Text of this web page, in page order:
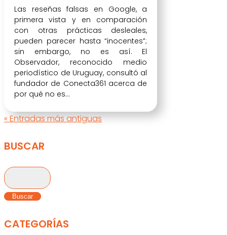
Las reseñas falsas en Google, a
primera vista y en comparación
con otras prácticas desleales,
pueden parecer hasta “inocentes”;
sin embargo, no es así. El
Observador, reconocido medio
periodístico de Uruguay, consultó al
fundador de Conecta361 acerca de
por qué no es...
« Entradas más antiguas
BUSCAR
Buscar:
CATEGORÍAS